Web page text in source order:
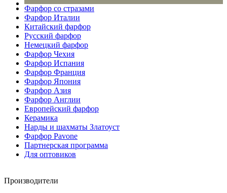
Фарфор со стразами
Фарфор Италии
Китайский фарфор
Русский фарфор
Немецкий фарфор
Фарфор Чехия
Фарфор Испания
Фарфор Франция
Фарфор Япония
Фарфор Азия
Фарфор Англии
Европейский фарфор
Керамика
Нарды и шахматы Златоуст
Фарфор Pavone
Партнерская программа
Для оптовиков
Производители